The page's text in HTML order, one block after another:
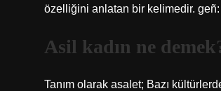
özelliğini anlatan bir kelimedir.
Asil kadın ne
Tanım olarak asalet; Bazı